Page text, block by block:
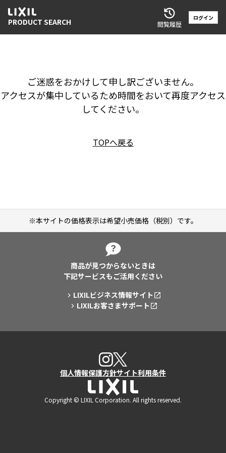
PRODUCT SEARCH 閲覧履歴
ログイン
ご迷惑をおかけして申し訳ございません。
アクセスが集中しているため時間をおいて再度アクセス
してください。
TOPへ戻る
※本サイトの価格表示は希望小売価格（税別）です。
商品が見つからないときは
下記サービスもご活用ください
LIXILビジネス情報サイト
LIXILお客さまサポート
Instagram
X
個人情報保護方針サイト利用条件
LIXIL
Copyright © LIXIL Corporation. All rights reserved.